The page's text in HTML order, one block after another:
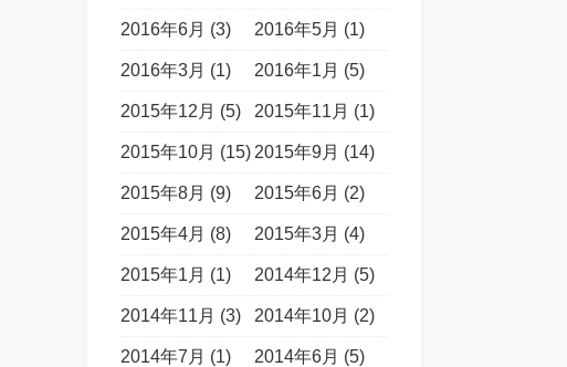
2016年6月 (3) 2016年5月 (1)
2016年3月 (1) 2016年1月 (5)
2015年12月 (5) 2015年11月 (1)
2015年10月 (15) 2015年9月 (14)
2015年8月 (9) 2015年6月 (2)
2015年4月 (8) 2015年3月 (4)
2015年1月 (1) 2014年12月 (5)
2014年11月 (3) 2014年10月 (2)
2014年7月 (1) 2014年6月 (5)